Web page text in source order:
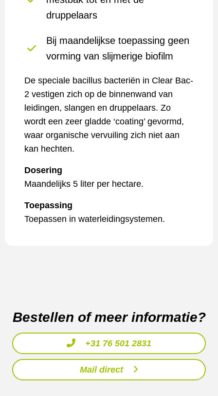
druppelaars
Bij maandelijkse toepassing geen
vorming van slijmerige biofilm
De speciale bacillus bacteriën in Clear Bac-
2 vestigen zich op de binnenwand van
leidingen, slangen en druppelaars. Zo
wordt een zeer gladde ‘coating’ gevormd,
waar organische vervuiling zich niet aan
kan hechten.
Dosering
Maandelijks 5 liter per hectare.
Toepassing
Toepassen in waterleidingsystemen.
Bestellen of meer informatie?
+31 76 501 2831
Mail direct